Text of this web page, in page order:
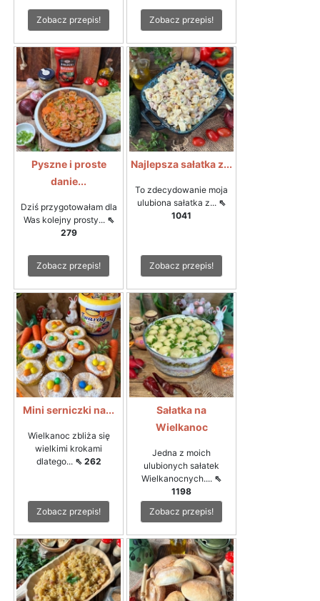
Zobacz przepis! Zobacz przepis!
Pyszne i proste
danie...
Dziś przygotowałam dla
Was kolejny prosty... ⇖
279
Zobacz przepis!
Najlepsza sałatka z...
To zdecydowanie moja
ulubiona sałatka z... ⇖
1041
Zobacz przepis!
Mini serniczki na...
Wielkanoc zbliża się
wielkimi krokami
dlatego... ⇖ 262
Zobacz przepis!
Sałatka na
Wielkanoc
Jedna z moich
ulubionych sałatek
Wielkanocnych.... ⇖
1198
Zobacz przepis!